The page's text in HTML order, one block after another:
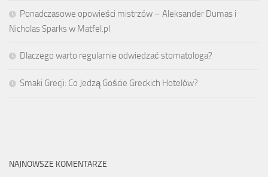
Ponadczasowe opowieści mistrzów – Aleksander Dumas i
Nicholas Sparks w Matfel.pl
Dlaczego warto regularnie odwiedzać stomatologa?
Smaki Grecji: Co Jedzą Goście Greckich Hotelów?
NAJNOWSZE KOMENTARZE